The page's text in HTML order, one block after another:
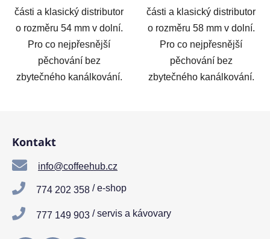
části a klasický distributor
o rozměru 54 mm v dolní.
Pro co nejpřesnější
pěchování bez
zbytečného kanálkování.
části a klasický distributor
o rozměru 58 mm v dolní.
Pro co nejpřesnější
pěchování bez
zbytečného kanálkování.
Kontakt
info@coffeehub.cz
774 202 358 / e-shop
777 149 903 / servis a kávovary